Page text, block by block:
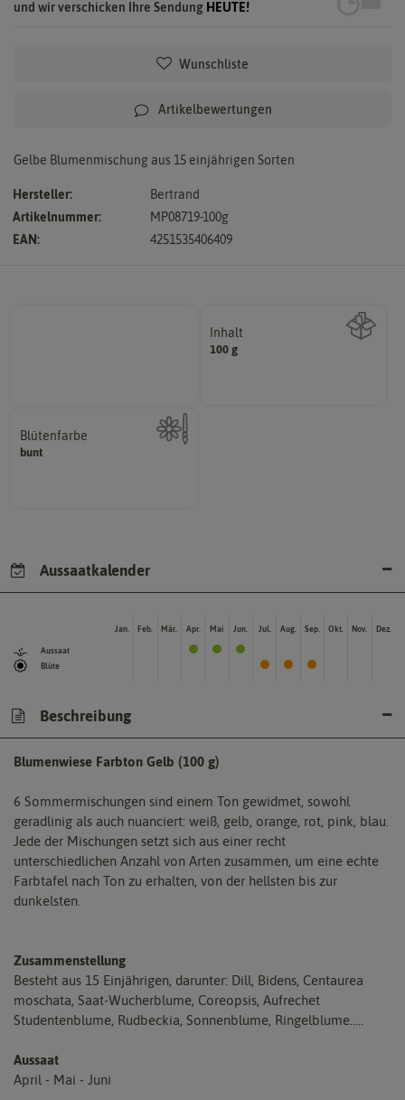
und wir verschicken Ihre Sendung HEUTE!
Wunschliste
Artikelbewertungen
Gelbe Blumenmischung aus 15 einjährigen Sorten
Hersteller:
Bertrand
Artikelnummer:
MP08719-100g
EAN:
4251535406409
Inhalt
100 g
Blütenfarbe
bunt
Kann auch mehrfarbig sein.
Aussaatkalender
Aussaat
Blüte
Jan. Feb. Mär. Apr. Mai Jun. Jul. Aug. Sep. Okt. Nov. Dez.
Beschreibung
Blumenwiese Farbton Gelb (100 g)
6 Sommermischungen sind einem Ton gewidmet, sowohl
geradlinig als auch nuanciert: weiß, gelb, orange, rot, pink, blau.
Jede der Mischungen setzt sich aus einer recht
unterschiedlichen Anzahl von Arten zusammen, um eine echte
Farbtafel nach Ton zu erhalten, von der hellsten bis zur
dunkelsten.
Zusammenstellung
Besteht aus 15 Einjährigen, darunter: Dill, Bidens, Centaurea
moschata, Saat-Wucherblume, Coreopsis, Aufrechet
Studentenblume, Rudbeckia, Sonnenblume, Ringelblume.....
Aussaat
April - Mai - Juni